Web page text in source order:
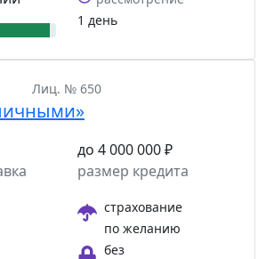
1 день
Лиц. № 650
до 4 000 000 ₽
размер кредита
страхование
по желанию
без